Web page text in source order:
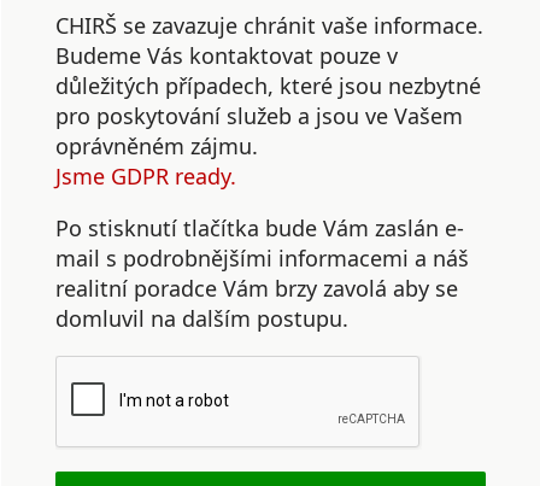
CHIRŠ se zavazuje chránit vaše informace.
Budeme Vás kontaktovat pouze v
důležitých případech, které jsou nezbytné
pro poskytování služeb a jsou ve Vašem
oprávněném zájmu.
Jsme GDPR ready.
Po stisknutí tlačítka bude Vám zaslán e-
mail s podrobnějšími informacemi a náš
realitní poradce Vám brzy zavolá aby se
domluvil na dalším postupu.